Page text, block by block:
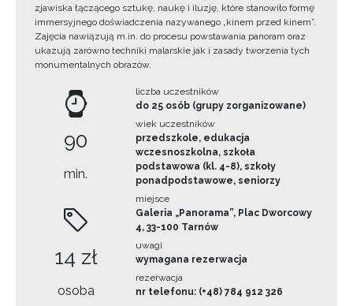
zjawiska łączącego sztukę, naukę i iluzję, które stanowiło formę
immersyjnego doświadczenia nazywanego „kinem przed kinem”.
Zajęcia nawiązują m.in. do procesu powstawania panoram oraz
ukazują zarówno techniki malarskie jak i zasady tworzenia tych
monumentalnych obrazów.
90
min.
14 zł
osoba
liczba uczestników
do 25 osób (grupy zorganizowane)
wiek uczestników
przedszkole, edukacja
wczesnoszkolna, szkoła
podstawowa (kl. 4-8), szkoły
ponadpodstawowe, seniorzy
miejsce
Galeria „Panorama”, Plac Dworcowy
4, 33-100 Tarnów
uwagi
wymagana rezerwacja
rezerwacja
nr telefonu: (+48) 784 912 326